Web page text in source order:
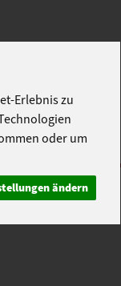
Erlebnis zu
oder um
ändern